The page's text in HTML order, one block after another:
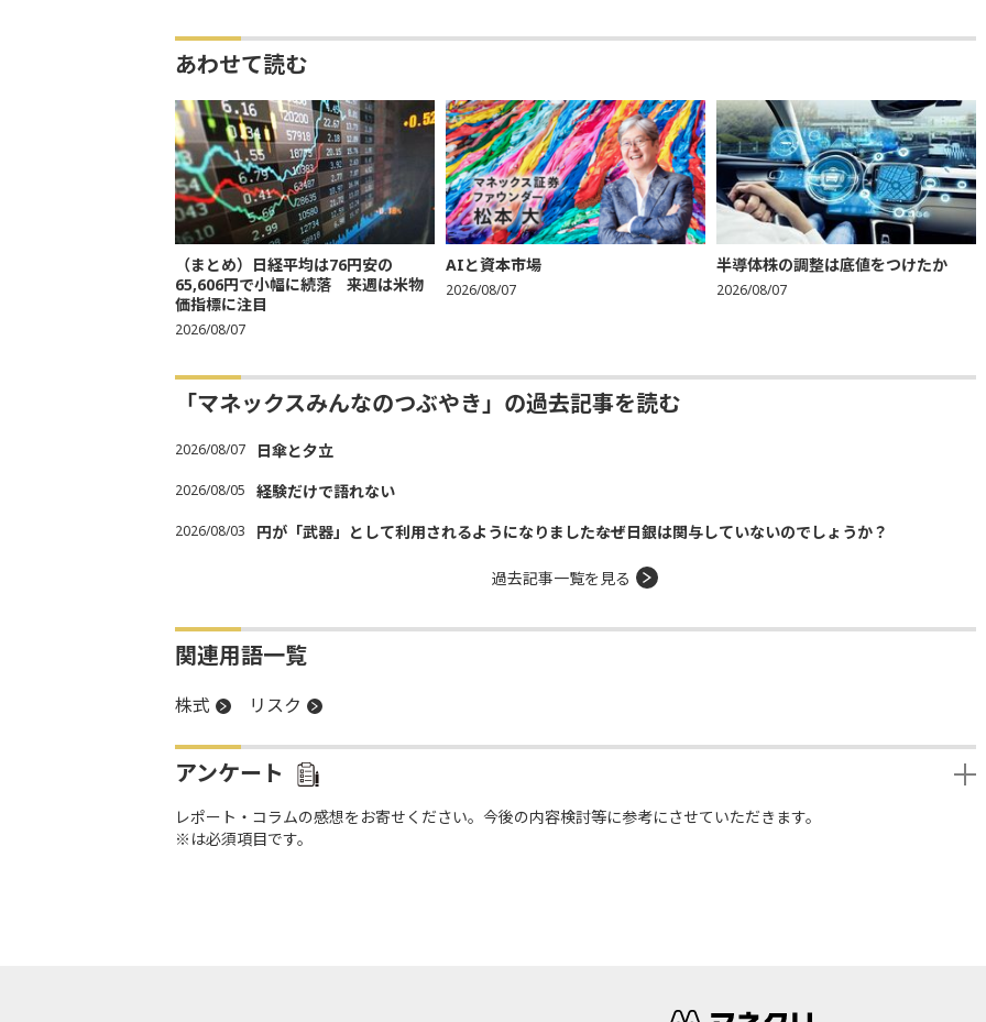
あわせて読む
（まとめ）日経平均は76円安の
65,606円で小幅に続落 来週は米物
価指標に注目
2026/08/07
AIと資本市場
2026/08/07
半導体株の調整は底値をつけたか
2026/08/07
「マネックスみんなのつぶやき」の過去記事を読む
2026/08/07 日傘と夕立
2026/08/05 経験だけで語れない
2026/08/03 円が「武器」として利用されるようになりました――なぜ日銀は関与していないのでしょうか？
過去記事一覧を見る
関連用語一覧
株式 リスク
アンケート
レポート・コラムの感想をお寄せください。今後の内容検討等に参考にさせていただきます。
※は必須項目です。